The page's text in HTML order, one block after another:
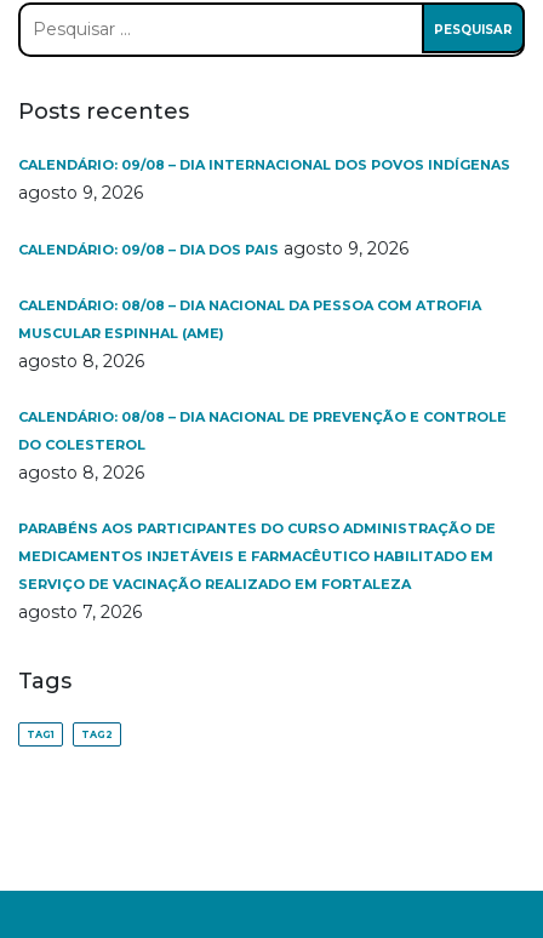
Pesquisar
por:
Posts recentes
CALENDÁRIO: 09/08 – DIA INTERNACIONAL DOS POVOS INDÍGENAS
agosto 9, 2026
CALENDÁRIO: 09/08 – DIA DOS PAIS agosto 9, 2026
CALENDÁRIO: 08/08 – DIA NACIONAL DA PESSOA COM ATROFIA
MUSCULAR ESPINHAL (AME)
agosto 8, 2026
CALENDÁRIO: 08/08 – DIA NACIONAL DE PREVENÇÃO E CONTROLE
DO COLESTEROL
agosto 8, 2026
PARABÉNS AOS PARTICIPANTES DO CURSO ADMINISTRAÇÃO DE
MEDICAMENTOS INJETÁVEIS E FARMACÊUTICO HABILITADO EM
SERVIÇO DE VACINAÇÃO REALIZADO EM FORTALEZA
agosto 7, 2026
Tags
TAG1 TAG2